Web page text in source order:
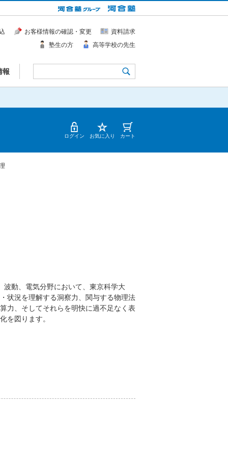
報
お客様情報の確認・変更
資料請求
塾生の方
高等学校の先生
ログイン お気に入り カート
動、電気分野において、東京科学大
状況を理解する洞察力、関与する物理法
力、そしてそれらを明快に過不足なく表
を図ります。